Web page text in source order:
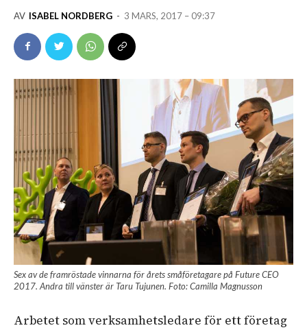
AV ISABEL NORDBERG - 3 MARS, 2017 – 09:37
Sex av de framröstade vinnarna för årets småföretagare på Future CEO
2017. Andra till vänster är Taru Tujunen. Foto: Camilla Magnusson
Arbetet som verksamhetsledare för ett företag